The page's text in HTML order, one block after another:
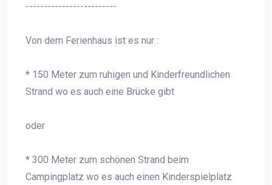
-------------------------
Von dem Ferienhaus ist es nur :
* 150 Meter zum ruhigen und Kinderfreundlichen
Strand wo es auch eine Brücke gibt
oder
* 300 Meter zum schönen Strand beim
Campingplatz wo es auch einen Kinderspielplatz